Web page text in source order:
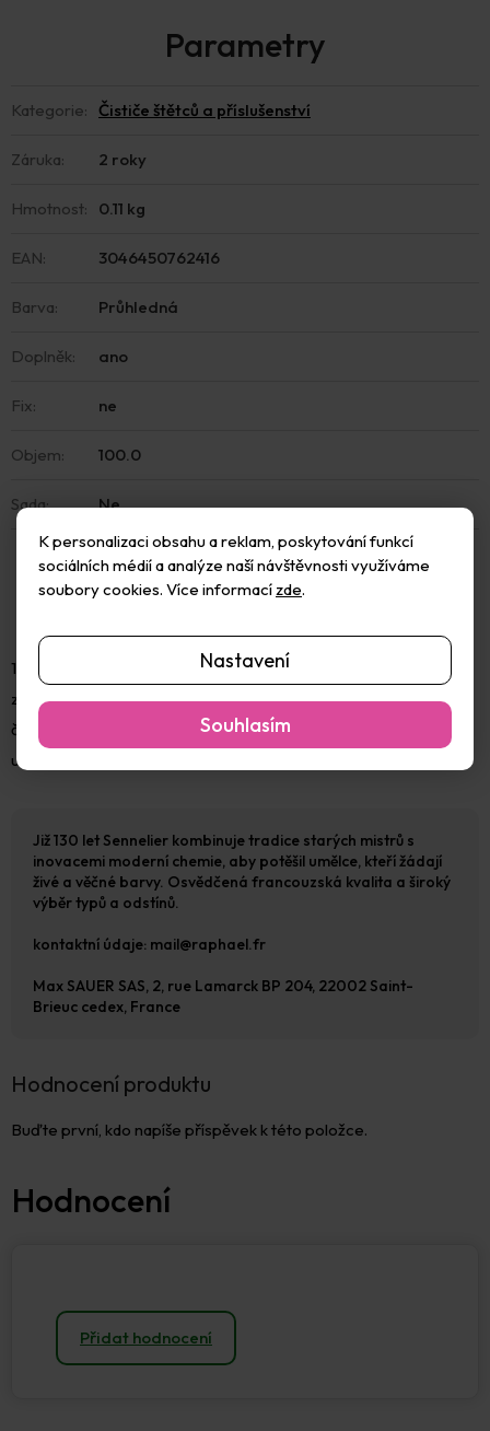
K personalizaci obsahu a reklam, poskytování funkcí
sociálních médií a analýze naší návštěvnosti využíváme
soubory cookies. Více informacízde.
Nastavení
Souhlasím
100% netoxický čistící prostředek na štětce a pomůcky je bez
zápachu a je šetrný k životnímu prostředí. Tento čistič nahrazuje
čistič na bázi lihu. Baleno v plastové lahvičce se šroubovacím
uzávěrem. Objem 100ml.
Kategorie: Čističe štětců a příslušenství
Záruka: 2 roky
Hmotnost: 0.11 kg
EAN: 3046450762416
Barva: Průhledná
Doplněk: ano
Fix: ne
Objem: 100.0
Sada: Ne
Hodnocení produktu
Buďte první, kdo napíše příspěvek k této položce.
Přidat hodnocení
Již 130 let Sennelier kombinuje tradice starých mistrů s
inovacemi moderní chemie, aby potěšil umělce, kteří žádají
živé a věčné barvy. Osvědčená francouzská kvalita a široký
výběr typů a odstínů.
kontaktní údaje: mail@raphael.fr
Max SAUER SAS, 2, rue Lamarck BP 204, 22002 Saint-
Brieuc cedex, France